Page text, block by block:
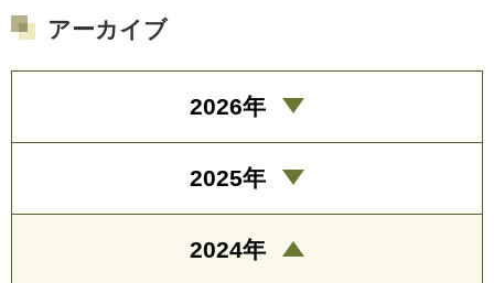
アーカイブ
2026年
2025年
2024年